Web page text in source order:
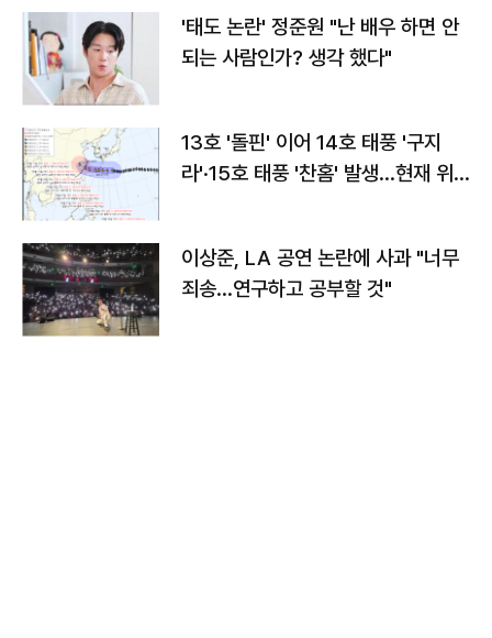
'태도 논란' 정준원 "난 배우 하면 안
되는 사람인가? 생각 했다"
13호 '돌핀' 이어 14호 태풍 '구지
라'·15호 태풍 '찬홈' 발생…현재 위
이상준, LA 공연 논란에 사과 "너무
죄송…연구하고 공부할 것"